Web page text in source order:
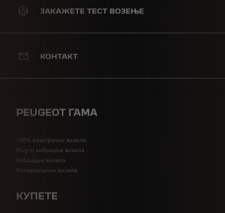
ЗАКАЖЕТЕ ТЕСТ ВОЗЕЊЕ
КОНТАКТ
PEUGEOT ГАМА
100% електрични возила
Plug-in хибридни возила
Хибридни возила
Комерцијални возила
КУПЕТЕ